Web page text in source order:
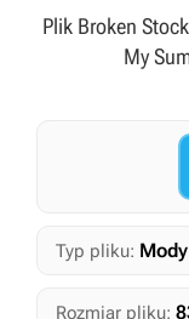
Plik Broken
My
Typ pliku:
Rozmiar pliku: